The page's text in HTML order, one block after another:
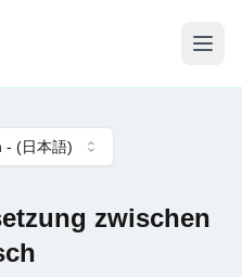
- (日本語)
zwischen